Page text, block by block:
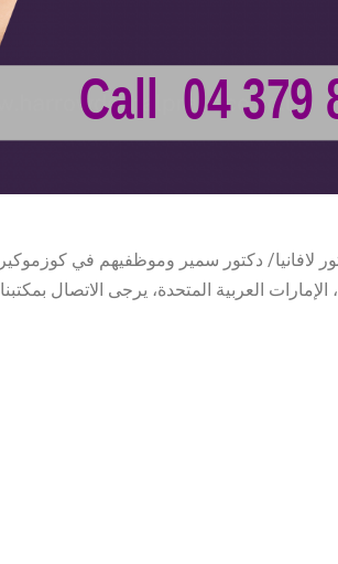
المتحدة، يرجى الاتصال بمكتبنا على الرقم 04-3798747 أو طلب